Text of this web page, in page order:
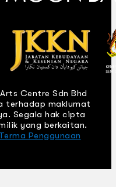
Centre Sdn Bhd
terhadap maklumat
Segala hak cipta
yang berkaitan.
Terma Penggunaan